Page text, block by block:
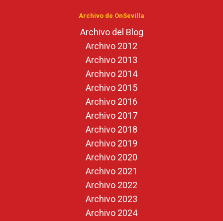
Archivo de OnSevilla
Archivo del Blog
Archivo 2012
Archivo 2013
Archivo 2014
Archivo 2015
Archivo 2016
Archivo 2017
Archivo 2018
Archivo 2019
Archivo 2020
Archivo 2021
Archivo 2022
Archivo 2023
Archivo 2024